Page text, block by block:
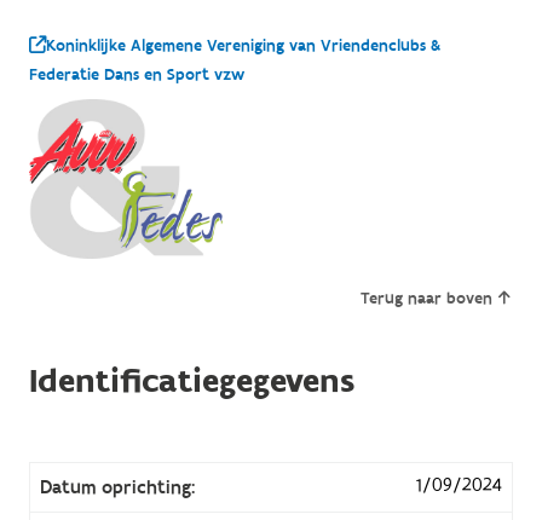
Koninklijke Algemene Vereniging van Vriendenclubs &
Federatie Dans en Sport vzw
Terug naar boven
Identificatiegegevens
Datum oprichting: 1/09/2024